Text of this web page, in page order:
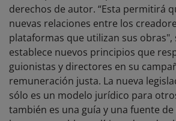
derechos de autor. “Esta permitirá
nuevas relaciones entre los
plataformas que utilizan sus obras",
establece nuevos principios que
guionistas y directores en su
remuneración justa. La nueva
sólo es un modelo jurídico para
también es una guía y una fuente